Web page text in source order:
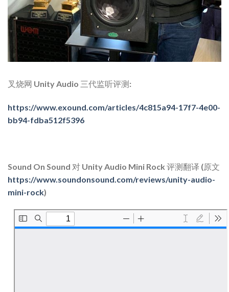
叉烧网 Unity Audio 三代监听评测:
https://www.exound.com/articles/4c815a94-17f7-4e00-
bb94-fdba512f5396
Sound On Sound 对 Unity Audio Mini Rock 评测翻译 (原文
https://www.soundonsound.com/reviews/unity-audio-
mini-rock)